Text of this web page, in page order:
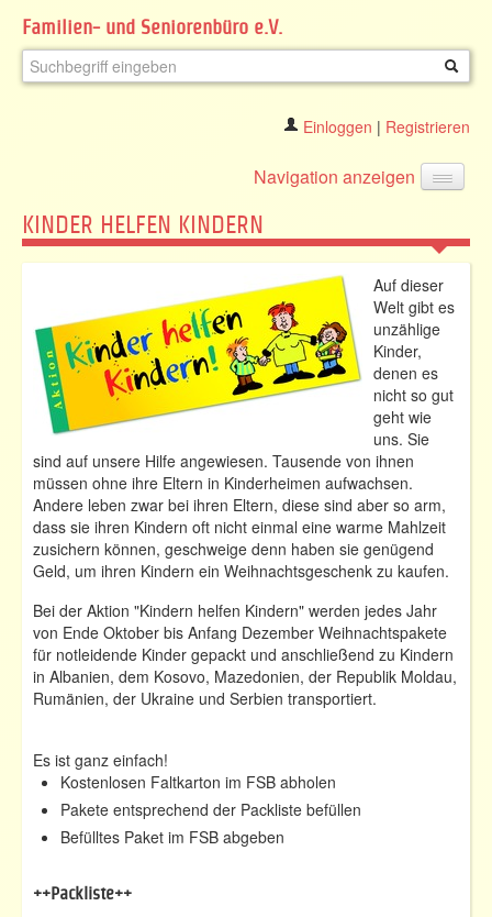
Familien- und Seniorenbüro e.V.
Einloggen | Registrieren
Navigation anzeigen
KINDER HELFEN KINDERN
Auf dieser
Welt gibt es
unzählige
Kinder,
denen es
nicht so gut
geht wie
uns. Sie
sind auf unsere Hilfe angewiesen. Tausende von ihnen
müssen ohne ihre Eltern in Kinderheimen aufwachsen.
Andere leben zwar bei ihren Eltern, diese sind aber so arm,
dass sie ihren Kindern oft nicht einmal eine warme Mahlzeit
zusichern können, geschweige denn haben sie genügend
Geld, um ihren Kindern ein Weihnachtsgeschenk zu kaufen.
Bei der Aktion "Kindern helfen Kindern" werden jedes Jahr
von Ende Oktober bis Anfang Dezember Weihnachtspakete
für notleidende Kinder gepackt und anschließend zu Kindern
in Albanien, dem Kosovo, Mazedonien, der Republik Moldau,
Rumänien, der Ukraine und Serbien transportiert.
Es ist ganz einfach!
Kostenlosen Faltkarton im FSB abholen
Pakete entsprechend der Packliste befüllen
Befülltes Paket im FSB abgeben
++Packliste++